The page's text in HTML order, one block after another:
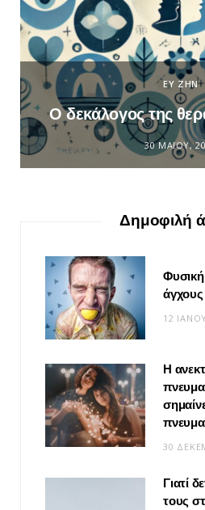
ΕΥ ΖΗΝ
Ο δεκάλογος της
30 ΜΑΪ́ΟΥ,
Δημοφιλή
12
Η
30
Γιατί
τους